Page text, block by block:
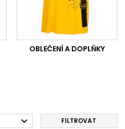
OBLEČENÍ A DOPLŇKY
 FILTROVAT